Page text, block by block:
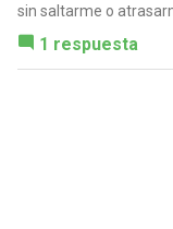
sin saltarme o
1 respuesta